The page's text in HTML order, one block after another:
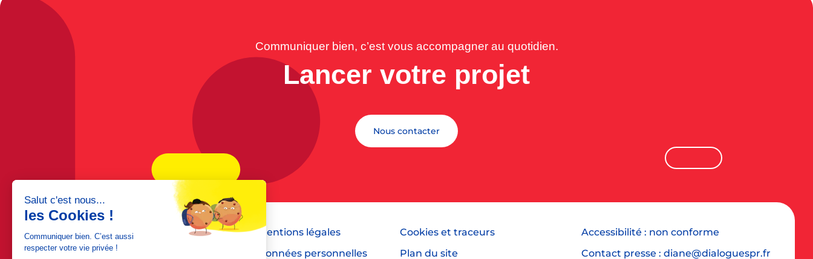
Communiquer bien, c’est vous accompagner au quotidien.
Lancer votre projet
Nous contacter
Mentions légales
Données personnelles
Cookies et traceurs
Plan du site
Accessibilité : non conforme
Contact presse : diane@dialoguespr.fr